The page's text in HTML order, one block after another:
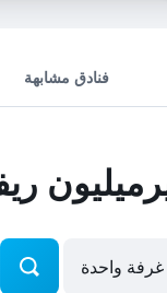
فنادق مشابهة